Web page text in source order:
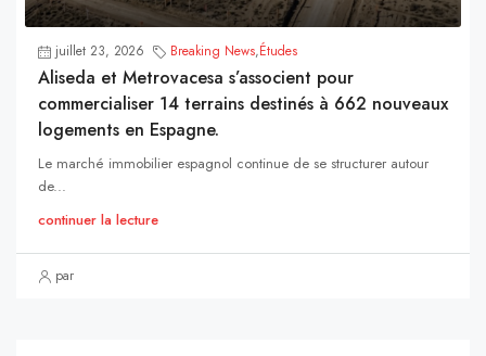
juillet 23, 2026 Breaking News,Études
Aliseda et Metrovacesa s’associent pour
commercialiser 14 terrains destinés à 662 nouveaux
logements en Espagne.
Le marché immobilier espagnol continue de se structurer autour
de...
continuer la lecture
par